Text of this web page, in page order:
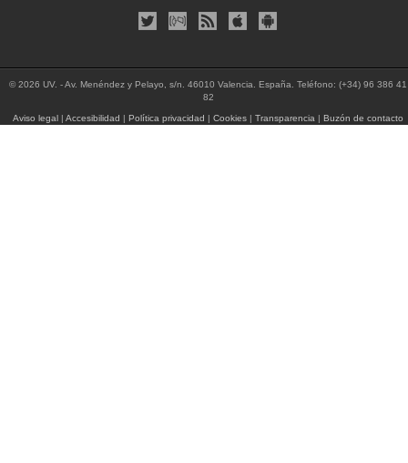
© 2026 UV. - Av. Menéndez y Pelayo, s/n. 46010 Valencia. España. Teléfono: (+34) 96 386 41
82
Aviso legal |Accesibilidad |Política privacidad |Cookies |Transparencia |Buzón de contacto